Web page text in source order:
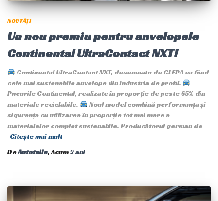
NOUTĂȚI
Un nou premiu pentru anvelopele
Continental UltraContact NXT!
Continental UltraContact NXT, desemnate de CLEPA ca fiind
cele mai sustenabile anvelope din industria de profil.
Pneurile Continental, realizate în proporție de peste 65% din
materiale reciclabile.
Noul model combină performanța și
siguranța cu utilizarea în proporție tot mai mare a
materialelor complet sustenabile. Producătorul german de
Citește mai mult
DeAutoteile, Acum2 ani